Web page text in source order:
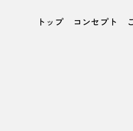
トップ コンセプト